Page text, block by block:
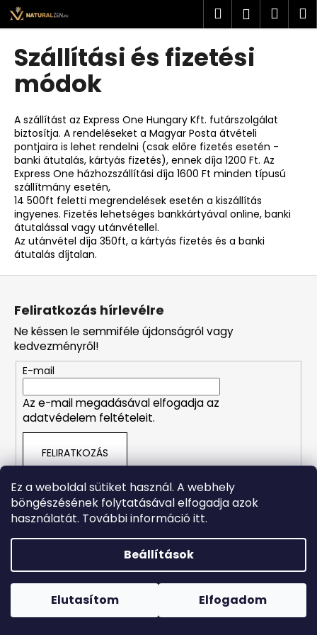
Ez a weboldal sütiket használ. A webhely
böngészésének folytatásával elfogadja azok
használatát. További információ itt.
Beállítások
Elutasítom Elfogadom
Ugrás
fő
tartalomhoz
Forró napokon nem javasoljuk a csomagautomatákba
történő kézbesítést. A magas hőmérsékletre érzékeny
termékek átvételkor nem biztos, hogy optimális állapotban
Keresés
Szállítási és fizetési
módok
A szállítást az Express One Hungary Kft. futárszolgálat
biztosítja. A rendeléseket a Magyar Posta átvételi
pontjaira is lehet rendelni (csak előre fizetés esetén -
banki átutalás, kártyás fizetés), ennek díja 1200 Ft. Az
Express One házhozszállítási díja 1600 Ft minden típusú
szállítmány esetén,
14 500ft feletti megrendelések esetén a kiszállítás
ingyenes. Fizetés lehetséges bankkártyával online, banki
átutalással vagy utánvétellel.
Az utánvétel díja 350ft, a kártyás fizetés és a banki
átutalás díjtalan.
K
o
M
i
t
k
e
r
e
s
?
A
á
n
k
LA
ROCHE-
POSAY
HIDRATÁLÓ
KORREKCIÓS
ML
L
Feliratkozás hírlevélre
Ne késsen le semmiféle újdonságról vagy
kedvezményről!
E-mail
Az e-mail megadásával elfogadja az
adatvédelem feltételeit.
FELIRATKOZÁS
Shoptet készítette
Copyright 2026Naturalzen. Minden jog fenntartva.Süti
beállítások szerkesztése